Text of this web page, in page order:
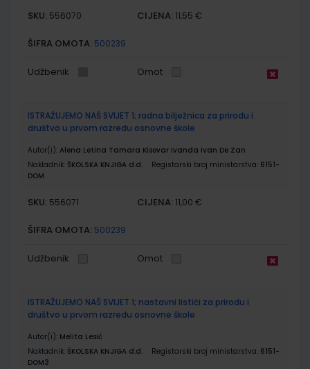
SKU: 556070 CIJENA: 11,55 €
ŠIFRA OMOTA: 500239
Udžbenik Omot
ISTRAŽUJEMO NAŠ SVIJET 1; radna bilježnica za prirodu i
društvo u prvom razredu osnovne škole
Autor(i): Alena Letina Tamara Kisovar Ivanda Ivan De Zan
Nakladnik: ŠKOLSKA KNJIGA d.d. Registarski broj ministarstva: 6151-
DOM
SKU: 556071 CIJENA: 11,00 €
ŠIFRA OMOTA: 500239
Udžbenik Omot
ISTRAŽUJEMO NAŠ SVIJET 1; nastavni listići za prirodu i
društvo u prvom razredu osnovne škole
Autor(i): Melita Lesić
Nakladnik: ŠKOLSKA KNJIGA d.d. Registarski broj ministarstva: 6151-
DOM3